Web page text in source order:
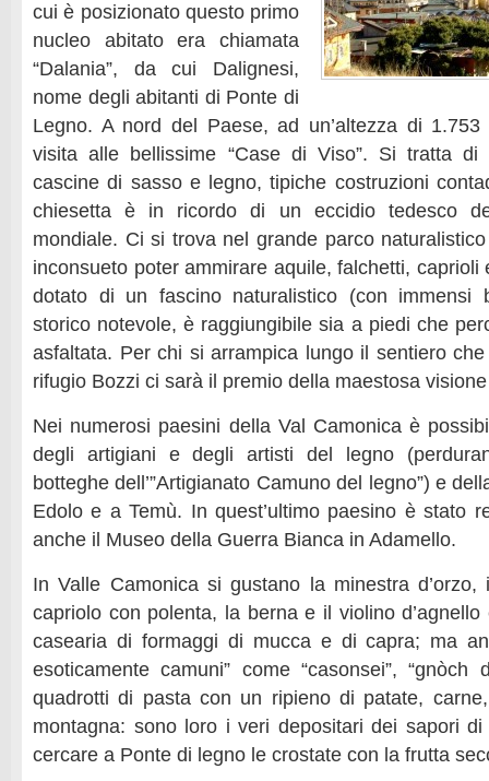
cui è posizionato questo primo
nucleo abitato era chiamata
“Dalania”, da cui Dalignesi,
nome degli abitanti di Ponte di
Legno. A nord del Paese, ad un’altezza di
visita alle bellissime “Case di Viso”. Si tratta
cascine di sasso e legno, tipiche costruzioni
chiesetta è in ricordo di un eccidio tedesco
mondiale. Ci si trova nel grande parco
inconsueto poter ammirare aquile, falchetti, caprioli
dotato di un fascino naturalistico (con immensi
storico notevole, è raggiungibile sia a piedi che
asfaltata. Per chi si arrampica lungo il sentiero
rifugio Bozzi ci sarà il premio della maestosa visione
Nei numerosi paesini della Val Camonica è
degli artigiani e degli artisti del legno
botteghe dell’”Artigianato Camuno del legno”) e
Edolo e a Temù. In quest’ultimo paesino è stato
anche il Museo della Guerra Bianca in Adamello.
In Valle Camonica si gustano la minestra
capriolo con polenta, la berna e il violino
casearia di formaggi di mucca e di capra; ma
esoticamente camuni” come “casonsei”, “gnòch
quadrotti di pasta con un ripieno di patate,
montagna: sono loro i veri depositari dei sapori
cercare a Ponte di legno le crostate con la frutta